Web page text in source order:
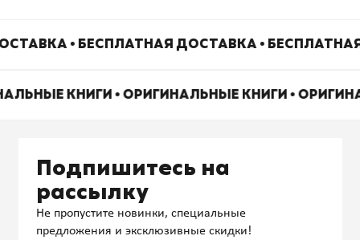
• БЕСПЛАТНАЯ ДОСТАВКА •
КНИГИ • ОРИГИНАЛЬНЫЕ КНИГИ •
Подпишитесь на
рассылку
Не пропустите новинки, специальные
предложения и эксклюзивные скидки!